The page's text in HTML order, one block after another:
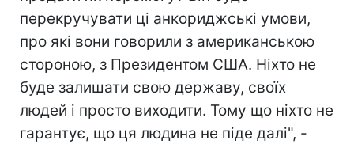
перекручувати ці анкориджські умови,
про які вони говорили з американською
стороною, з Президентом США. Ніхто не
буде залишати свою державу, своїх
людей і просто виходити. Тому що ніхто не
гарантує, що ця людина не піде далі", -